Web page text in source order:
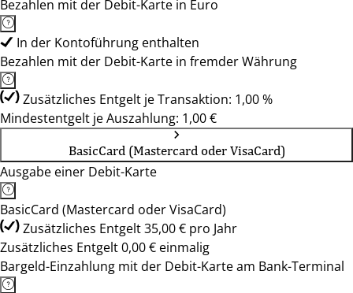
Bezahlen mit der Debit-Karte in Euro
In der Kontoführung enthalten
Bezahlen mit der Debit-Karte in fremder Währung
Zusätzliches Entgelt je Transaktion: 1,00 %
Mindestentgelt je Auszahlung: 1,00 €
BasicCard (Mastercard oder VisaCard)
Ausgabe einer Debit-Karte
BasicCard (Mastercard oder VisaCard)
Zusätzliches Entgelt 35,00 € pro Jahr
Zusätzliches Entgelt 0,00 € einmalig
Bargeld-Einzahlung mit der Debit-Karte am Bank-Terminal